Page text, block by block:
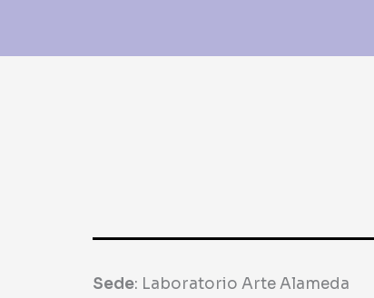
Sede: Laboratorio Arte Alameda